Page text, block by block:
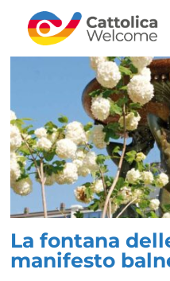
La fontana
manifesto